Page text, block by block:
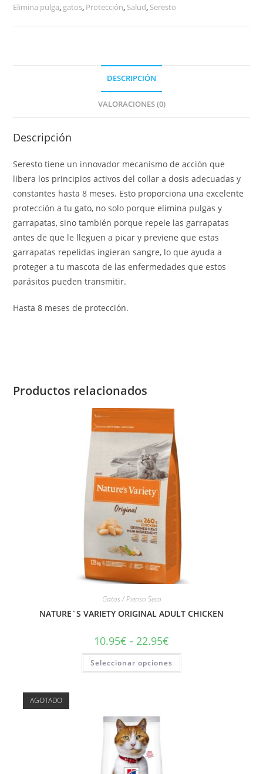
Elimina pulga, gatos, Protección, Salud, Seresto
DESCRIPCIÓN
VALORACIONES (0)
Descripción
Seresto tiene un innovador mecanismo de acción que
libera los principios activos del collar a dosis adecuadas y
constantes hasta 8 meses. Esto proporciona una excelente
protección a tu gato, no solo porque elimina pulgas y
garrapatas, sino también porque repele las garrapatas
antes de que le lleguen a picar y previene que estas
garrapatas repelidas ingieran sangre, lo que ayuda a
proteger a tu mascota de las enfermedades que estos
parásitos pueden transmitir.
Hasta 8 meses de protección.
Productos relacionados
Gatos / Pienso Seco
NATURE´S VARIETY ORIGINAL ADULT CHICKEN
10.95€ - 22.95€
Seleccionar opciones
AGOTADO